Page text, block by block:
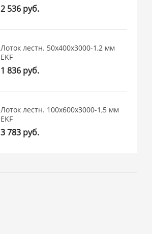
2 536 руб.
Лоток лестн. 50х400х3000-1,2 мм
EKF
1 836 руб.
Лоток лестн. 100х600х3000-1,5 мм
EKF
3 783 руб.